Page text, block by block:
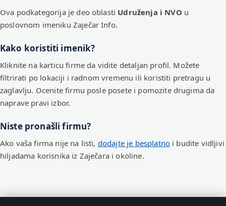
Ova podkategorija je deo oblasti Udruženja i NVO u
poslovnom imeniku Zaječar Info.
Kako koristiti imenik?
Kliknite na karticu firme da vidite detaljan profil. Možete
filtrirati po lokaciji i radnom vremenu ili koristiti pretragu u
zaglavlju. Ocenite firmu posle posete i pomozite drugima da
naprave pravi izbor.
Niste pronašli firmu?
Ako vaša firma nije na listi, dodajte je besplatno i budite vidljivi
hiljadama korisnika iz Zaječara i okoline.